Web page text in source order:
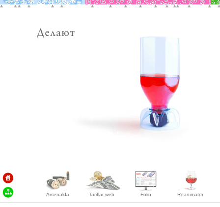
Arsenalda Tariflar web Folio Reanimator